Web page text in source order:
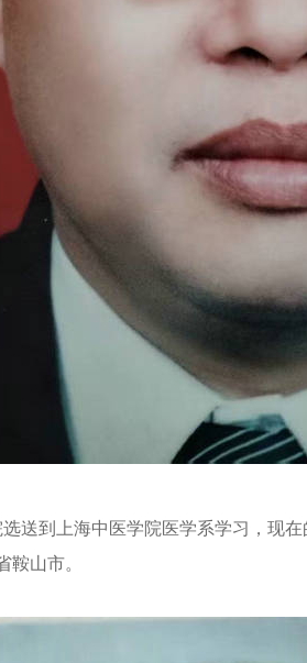
到上海中医学院医学系学习，现在
鞍山市。